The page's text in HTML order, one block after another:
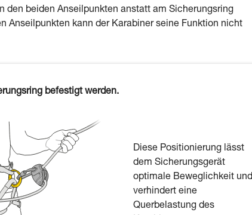
den beiden Anseilpunkten anstatt am Sicherungsring
Anseilpunkten kann der Karabiner seine Funktion nicht
befestigt werden.
Diese Positionierung lässt
dem Sicherungsgerät
optimale Beweglichkeit
verhindert eine
Querbelastung des